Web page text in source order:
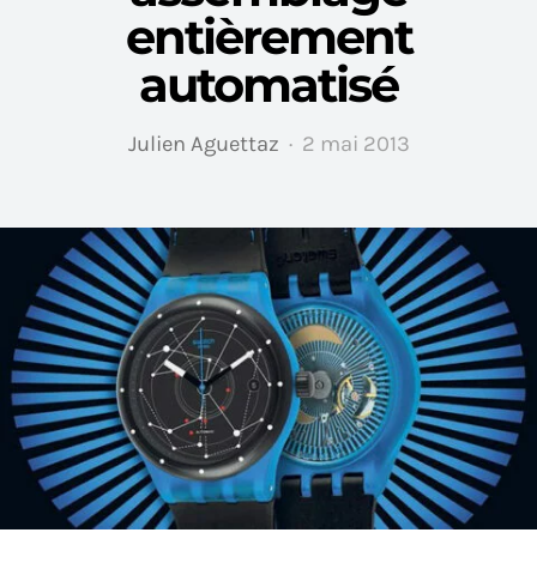
entièrement
automatisé
Julien Aguettaz 2 mai 2013